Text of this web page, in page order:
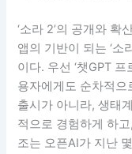
‘소라 2’의 공개와 확
앱의 기반이 되는 ‘소
이다. 우선 ‘챗GPT
용자에게도 순차적으
출시가 아니라, 생태
적으로 경험하게 하
조는 오픈AI가 지난